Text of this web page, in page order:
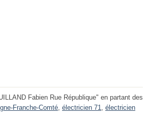
Fabien Rue République" en partant des
Franche-Comté, électricien 71, électricien